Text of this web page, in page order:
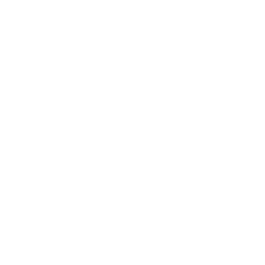
lainaehdoista. Lainan vakuudeksi voidaan käyttää